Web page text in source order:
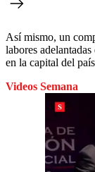
Así mismo, un
labores
en la capital del
Videos Semana